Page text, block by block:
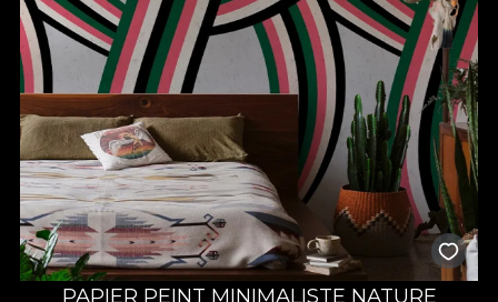
PAPIER PEINT MINIMALISTE NATURE